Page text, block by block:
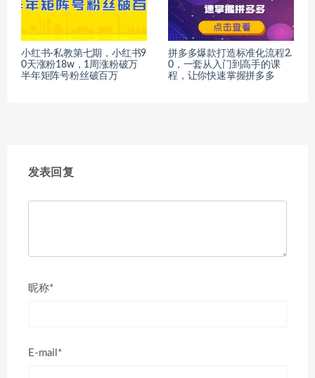
小红书-私教第七期，小红书9
0天涨粉18w，1周涨粉破万
半年矩阵号粉丝破百万
拼多多爆款打造标准化流程2.
0，一套从入门到高手的课
程，让你快速掌握拼多多
发表回复
昵称*
E-mail*